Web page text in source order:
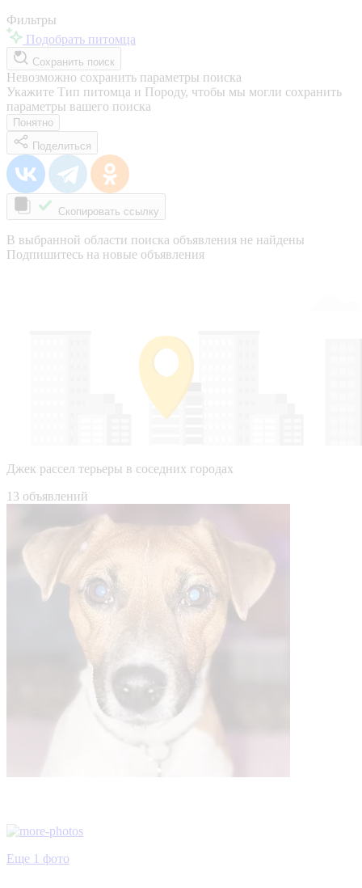
Фильтры
Подобрать питомца
Сохранить поиск
Невозможно сохранить параметры поиска
Укажите Тип питомца и Породу, чтобы мы могли сохранить
параметры вашего поиска
Понятно
Поделиться
Скопировать ссылку
В выбранной области поиска объявления не найдены
Подпишитесь на новые объявления
Джек рассел терьеры в соседних городах
13 объявлений
Еще 1 фото